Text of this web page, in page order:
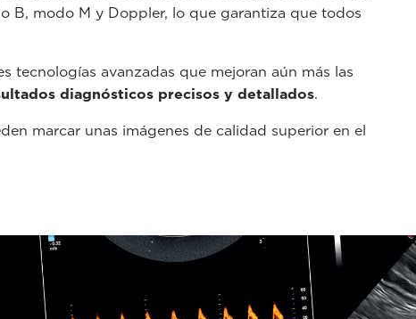
B, modo M y Doppler, lo que garantiza que todos
tecnologías avanzadas que mejoran aún más las
diagnósticos precisos y detallados.
marcar unas imágenes de calidad superior en el